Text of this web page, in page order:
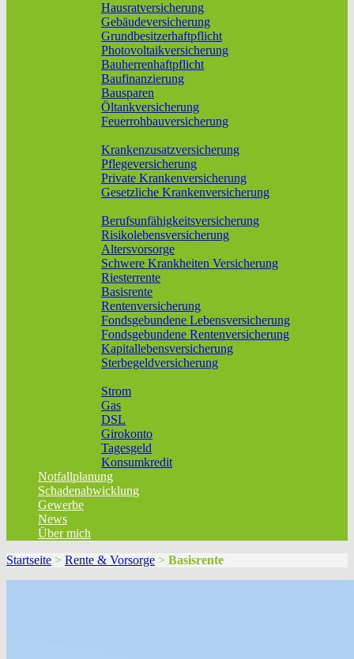
Hausratversicherung
Gebäudeversicherung
Grundbesitzerhaftpflicht
Photovoltaikversicherung
Bauherrenhaftpflicht
Baufinanzierung
Bausparen
Öltankversicherung
Feuerrohbauversicherung
Krankenzusatzversicherung
Pflegeversicherung
Private Krankenversicherung
Gesetzliche Krankenversicherung
Berufs­unfähigkeitsversicherung
Risikolebensversicherung
Altersvorsorge
Schwere Krankheiten Versicherung
Riesterrente
Basisrente
Rentenversicherung
Fondsgebundene Lebensversicherung
Fondsgebundene Rentenversicherung
Kapitallebensversicherung
Sterbegeldversicherung
Strom
Gas
DSL
Girokonto
Tagesgeld
Konsumkredit
Notfallplanung
Schadenabwicklung
Gewerbe
News
Über mich
Startseite > Rente & Vorsorge > Basisrente